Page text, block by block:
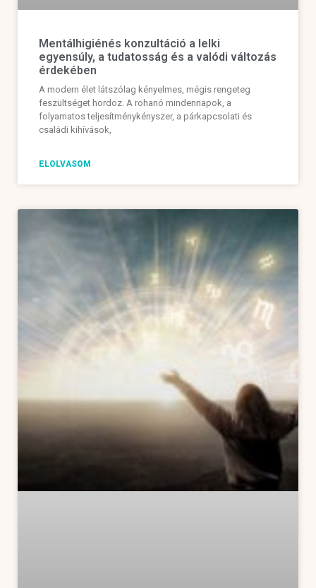
Mentálhigiénés konzultáció a lelki
egyensúly, a tudatosság és a valódi változás
érdekében
A modern élet látszólag kényelmes, mégis rengeteg
feszültséget hordoz. A rohanó mindennapok, a
folyamatos teljesítménykényszer, a párkapcsolati és
családi kihívások,
ELOLVASOM